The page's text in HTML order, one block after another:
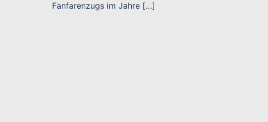
Fanfarenzugs im Jahre […]